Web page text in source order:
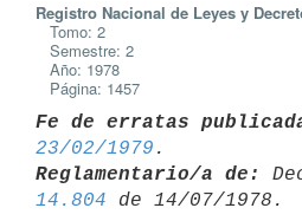
Registro Nacional de Leyes y
Tomo: 2
Semestre: 2
Año: 1978
Página: 1457
Fe de erratas
23/02/1979
Reglamentario/a de:
14.804